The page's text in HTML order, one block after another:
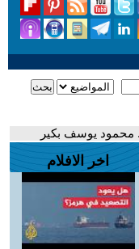
اخر الافلام